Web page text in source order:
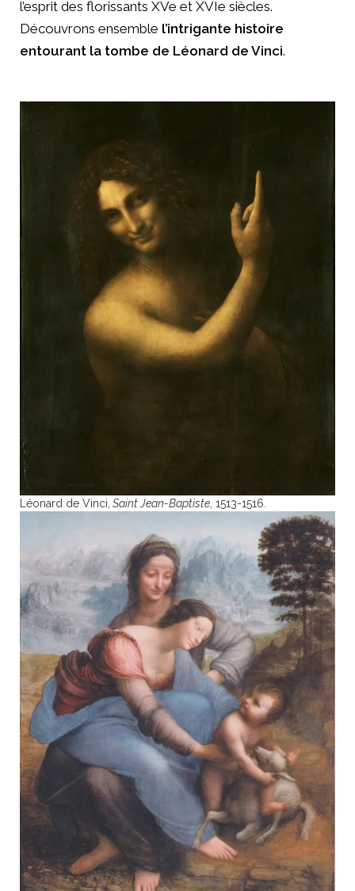
l’esprit des florissants XVe et XVIe siècles.
Découvrons ensemble l’intrigante histoire
entourant la tombe de Léonard de Vinci.
Léonard de Vinci, Saint Jean-Baptiste , 1513-1516.